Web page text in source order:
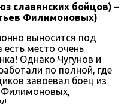
славянских бойцов) –
Филимоновых)
выносится под
есть место очень
Однако Чугунов и
по полной, где
завоевал боец из
Филимоновых,